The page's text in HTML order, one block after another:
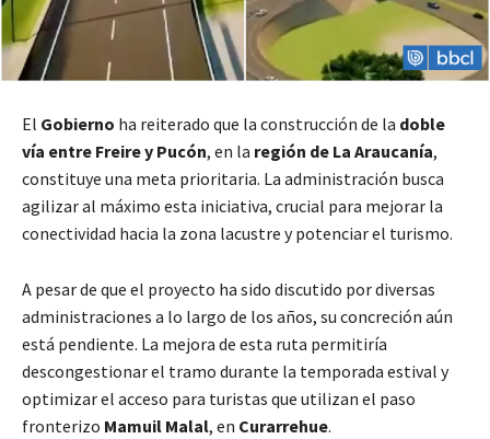
El Gobierno ha reiterado que la construcción de la doble
vía entre Freire y Pucón, en la región de La Araucaní­a,
constituye una meta prioritaria. La administración busca
agilizar al máximo esta iniciativa, crucial para mejorar la
conectividad hacia la zona lacustre y potenciar el turismo.
A pesar de que el proyecto ha sido discutido por diversas
administraciones a lo largo de los años, su concreción aún
está pendiente. La mejora de esta ruta permitirí­a
descongestionar el tramo durante la temporada estival y
optimizar el acceso para turistas que utilizan el paso
fronterizo Mamuil Malal, en Curarrehue.